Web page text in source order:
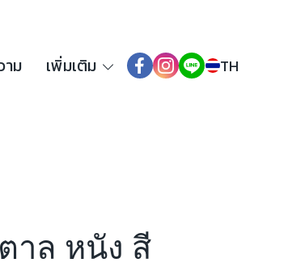
าม เพิ่มเติม TH
าล หนัง สี